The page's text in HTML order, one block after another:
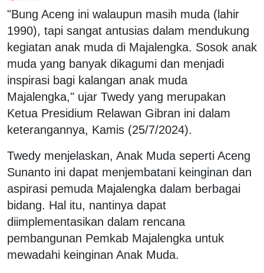
"Bung Aceng ini walaupun masih muda (lahir
1990), tapi sangat antusias dalam mendukung
kegiatan anak muda di Majalengka. Sosok anak
muda yang banyak dikagumi dan menjadi
inspirasi bagi kalangan anak muda
Majalengka," ujar Twedy yang merupakan
Ketua Presidium Relawan Gibran ini dalam
keterangannya, Kamis (25/7/2024).
Twedy menjelaskan, Anak Muda seperti Aceng
Sunanto ini dapat menjembatani keinginan dan
aspirasi pemuda Majalengka dalam berbagai
bidang. Hal itu, nantinya dapat
diimplementasikan dalam rencana
pembangunan Pemkab Majalengka untuk
mewadahi keinginan Anak Muda.